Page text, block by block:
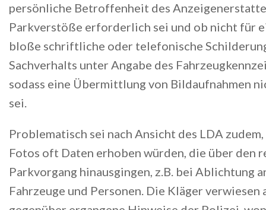
persönliche Betroffenheit des
Parkverstöße erforderlich sei und ob nicht für
bloße schriftliche oder telefonische
Sachverhalts unter Angabe des
sodass eine Übermittlung von Bildaufnahmen
sei.
Problematisch sei nach Ansicht des LDA
Fotos oft Daten erhoben würden, die über den
Parkvorgang hinausgingen, z.B. bei Ablichtung
Fahrzeuge und Personen. Die Kläger verwiesen